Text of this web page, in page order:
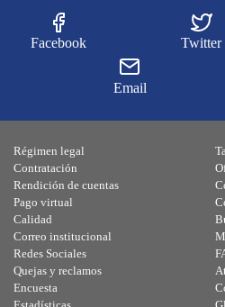
Facebook Twitter
Email
Régimen legal
Contratación
Rendición de cuentas
Pago virtual
Calidad
Correo institucional
Redes Sociales
Quejas y reclamos
Encuesta